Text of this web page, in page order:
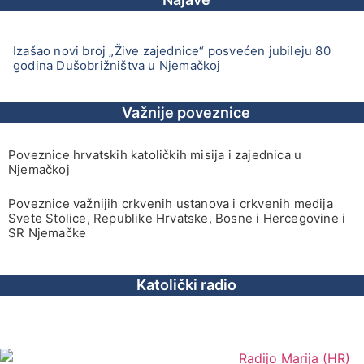
Izašao novi broj „Žive zajednice“ posvećen jubileju 80
godina Dušobrižništva u Njemačkoj
Važnije poveznice
Poveznice hrvatskih katoličkih misija i zajednica u
Njemačkoj
Poveznice važnijih crkvenih ustanova i crkvenih medija
Svete Stolice, Republike Hrvatske, Bosne i Hercegovine i
SR Njemačke
Katolički radio